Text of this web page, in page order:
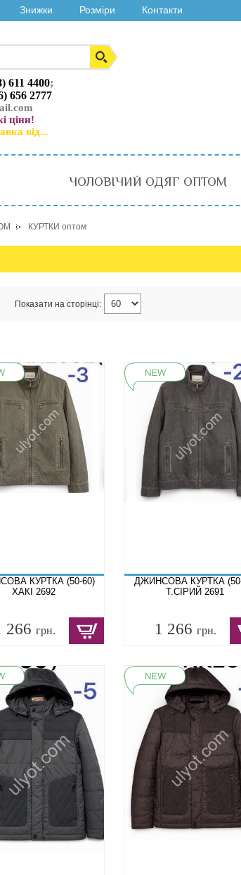
Знижки Розміри Контакти
611 4400;
656 2777
ціни!
від...
ЧОЛОВІЧИЙ ОДЯГ ОПТОМ
КУРТКИ оптом
Показати на сторінці:
КУРТКА (50-60)
ХАКІ 2692
266грн.
ДЖИНСОВА КУРТКА
Т.СІРИЙ 2691
1 266грн.